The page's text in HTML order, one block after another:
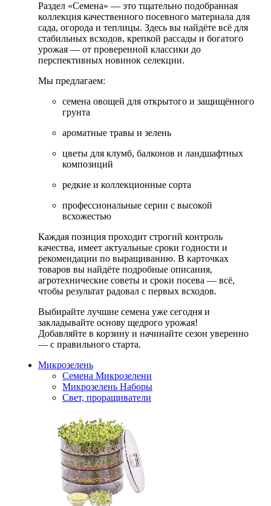
Раздел «Семена» — это тщательно подобранная
коллекция качественного посевного материала для
сада, огорода и теплицы. Здесь вы найдёте всё для
стабильных всходов, крепкой рассады и богатого
урожая — от проверенной классики до
перспективных новинок селекции.
Мы предлагаем:
семена овощей для открытого и защищённого
грунта
ароматные травы и зелень
цветы для клумб, балконов и ландшафтных
композиций
редкие и коллекционные сорта
профессиональные серии с высокой
всхожестью
Каждая позиция проходит строгий контроль
качества, имеет актуальные сроки годности и
рекомендации по выращиванию. В карточках
товаров вы найдёте подробные описания,
агротехнические советы и сроки посева — всё,
чтобы результат радовал с первых всходов.
Выбирайте лучшие семена уже сегодня и
закладывайте основу щедрого урожая!
Добавляйте в корзину и начинайте сезон уверенно
— с правильного старта.
Микрозелень
Семена Микрозелени
Микрозелень Наборы
Свет, проращиватели